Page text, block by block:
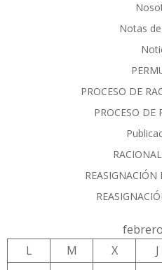
Notas
PROCESO DE
PROCESO DE
REASIGNACIÓN
L
M X J